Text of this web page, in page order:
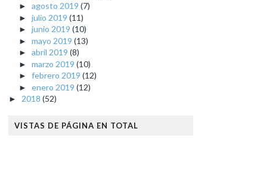
► agosto 2019 (7)
► julio 2019 (11)
► junio 2019 (10)
► mayo 2019 (13)
► abril 2019 (8)
► marzo 2019 (10)
► febrero 2019 (12)
► enero 2019 (12)
► 2018 (52)
VISTAS DE PÁGINA EN TOTAL